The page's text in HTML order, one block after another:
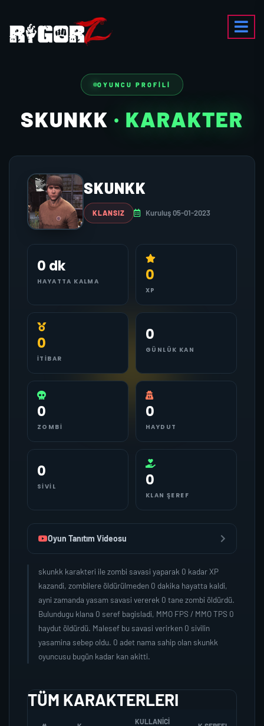
OYUNCU PROFILI
SKUNKK · KARAKTER
SKUNKK
KLANSIZ Kuruluş 05-01-2023
0 dk
HAYATTA KALMA 0
XP
0
İTIBAR
0
GÜNLÜK KAN
0
ZOMBI
0
HAYDUT
0
SIVIL 0
KLAN ŞEREF
Oyun Tanıtım Videosu
skunkk karakteri ile zombi savasi yaparak 0 kadar XP
kazandi, zombilere öldürülmeden 0 dakika hayatta kaldi,
ayni zamanda yasam savasi vererek 0 tane zombi öldürdü.
Bulundugu klana 0 seref bagisladi, MMO FPS / MMO TPS 0
haydut öldürdü. Malesef bu savasi verirken 0 sivilin
yasamina sebep oldu. 0 adet nama sahip olan skunkk
oyuncusu bugün kadar kan akitti.
TÜM KARAKTERLERI
KULLANICI